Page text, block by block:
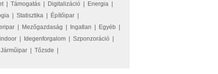
| Támogatás Digitalizáció Energia
Statisztika Építőipar
Mezőgazdaság Ingatlan Egyéb
Idegenforgalom Szponzoráció
Járműipar Tőzsde